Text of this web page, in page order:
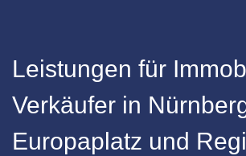
Leistungen für
Verkäufer in
Europaplatz und